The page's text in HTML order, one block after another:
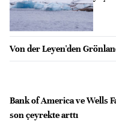
Von der Leyen'den
Bank of America ve Wells
son çeyrekte arttı